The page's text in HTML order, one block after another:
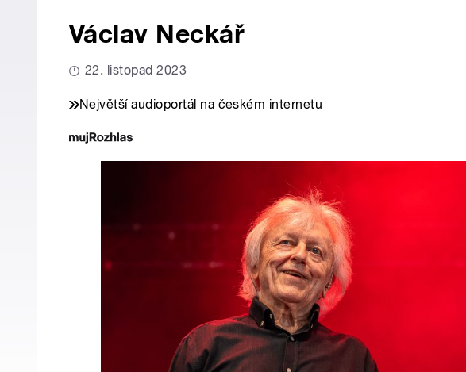
Václav Neckář
22. listopad 2023
Největší audioportál na českém internetu